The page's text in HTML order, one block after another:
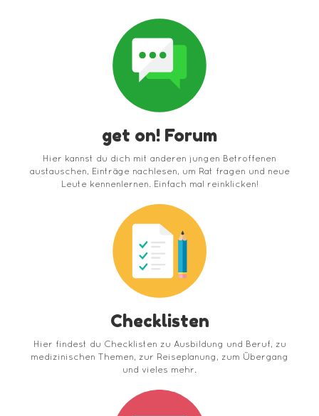
get on! Forum
Hier kannst du dich mit anderen jungen Betroffenen
austauschen, Einträge nachlesen, um Rat fragen und neue
Leute kennenlernen. Einfach mal reinklicken!
Checklisten
Hier findest du Checklisten zu Ausbildung und Beruf, zu
medizinischen Themen, zur Reiseplanung, zum Übergang
und vieles mehr.